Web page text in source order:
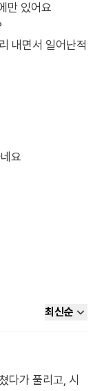
만 있어요
내면서 일어난적
요
최신순
다가 풀리고, 시